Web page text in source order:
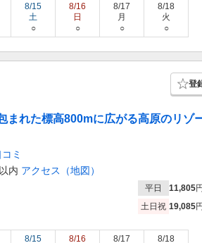
8/15
土
○
8/16
日
○
8/17
月
○
8/18
火
○
登
まれた標高800mに広がる高原のリゾ
ミ
内 アクセス（地図）
平日 11,805
土日祝 19,085
8/15
8/16
8/17
8/18